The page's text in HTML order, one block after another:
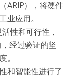
ARIP），将硬件
业应用。
性和可行性，
经过验证的坚
。
和智能性进行了